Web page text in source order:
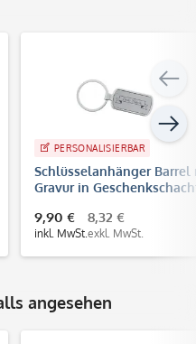
PERSONALISIERBAR
Schlüsselanhänger Barrel
Gravur in
9,90 €
inkl. MwSt.
8,32 €
exkl. MwSt.
angesehen